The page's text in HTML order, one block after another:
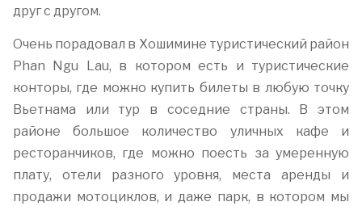
друг с другом.
Очень порадовал в Хошимине туристический район
Phan Ngu Lau, в котором есть и туристические
конторы, где можно купить билеты в любую точку
Вьетнама или тур в соседние страны. В этом
районе большое количество уличных кафе и
ресторанчиков, где можно поесть за умеренную
плату, отели разного уровня, места аренды и
продажи мотоциклов, и даже парк, в котором мы